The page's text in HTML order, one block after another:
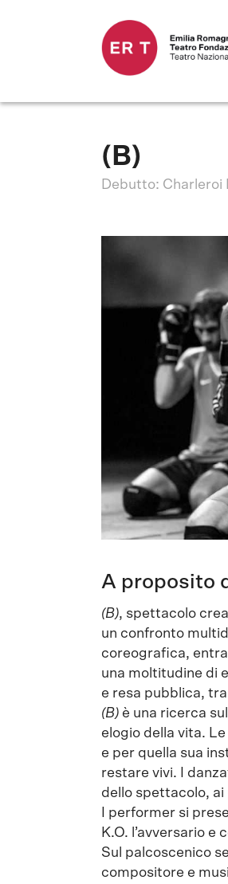
(B)
Debutto: Charleroi
A proposito
(B), spettacolo
un confronto
coreografica,
una moltitudine di
e resa pubblica,
(B) è una ricerca
elogio della vita.
e per quella sua
restare vivi. I
dello spettacolo,
I performer si
K.O. l’avversario
Sul palcoscenico
compositore e